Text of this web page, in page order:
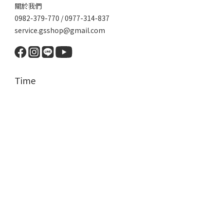
關於我們
0982-379-770 / 0977-314-837
service.gsshop@gmail.com
Time